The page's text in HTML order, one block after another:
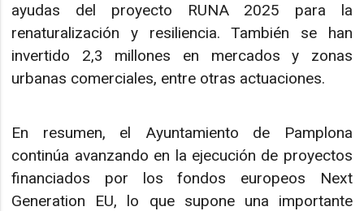
ayudas del proyecto RUNA 2025 para la
renaturalización y resiliencia. También se han
invertido 2,3 millones en mercados y zonas
urbanas comerciales, entre otras actuaciones.
En resumen, el Ayuntamiento de Pamplona
continúa avanzando en la ejecución de proyectos
financiados por los fondos europeos Next
Generation EU, lo que supone una importante